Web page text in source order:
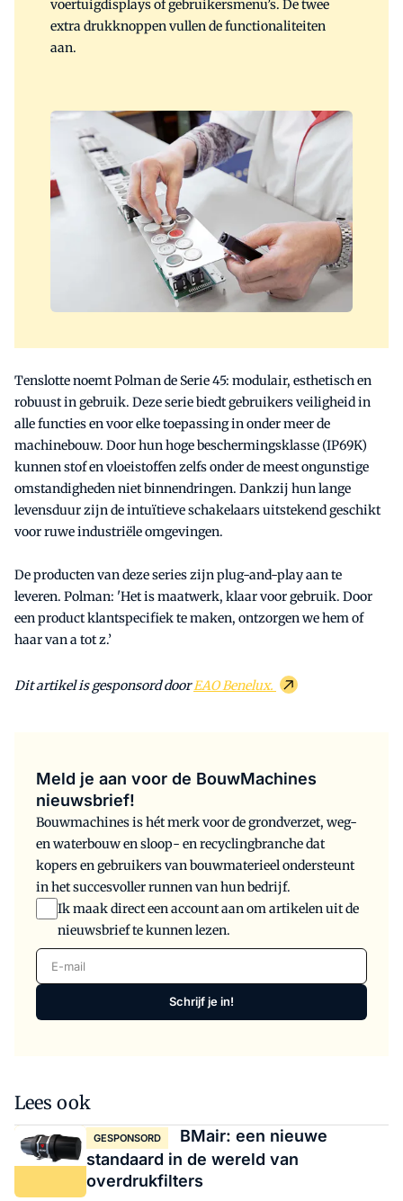
voertuigdisplays of gebruikersmenu’s. De twee
extra drukknoppen vullen de functionaliteiten
aan.
Tenslotte noemt Polman de Serie 45: modulair, esthetisch en
robuust in gebruik. Deze serie biedt gebruikers veiligheid in
alle functies en voor elke toepassing in onder meer de
machinebouw. Door hun hoge beschermingsklasse (IP69K)
kunnen stof en vloeistoffen zelfs onder de meest ongunstige
omstandigheden niet binnendringen. Dankzij hun lange
levensduur zijn de intuïtieve schakelaars uitstekend geschikt
voor ruwe industriële omgevingen.
De producten van deze series zijn plug-and-play aan te
leveren. Polman: 'Het is maatwerk, klaar voor gebruik. Door
een product klantspecifiek te maken, ontzorgen we hem of
haar van a tot z.’
Dit artikel is gesponsord doorEAO Benelux.
Meld je aan voor de BouwMachines
nieuwsbrief!
Bouwmachines is hét merk voor de grondverzet, weg-
en waterbouw en sloop- en recyclingbranche dat
kopers en gebruikers van bouwmaterieel ondersteunt
in het succesvoller runnen van hun bedrijf.
Ik maak direct een account aan om artikelen uit de
nieuwsbrief te kunnen lezen.
E-mail
Schrijf je in!
Lees ook
GESPONSORD
BMair: een nieuwe
standaard in de wereld van
overdrukfilters